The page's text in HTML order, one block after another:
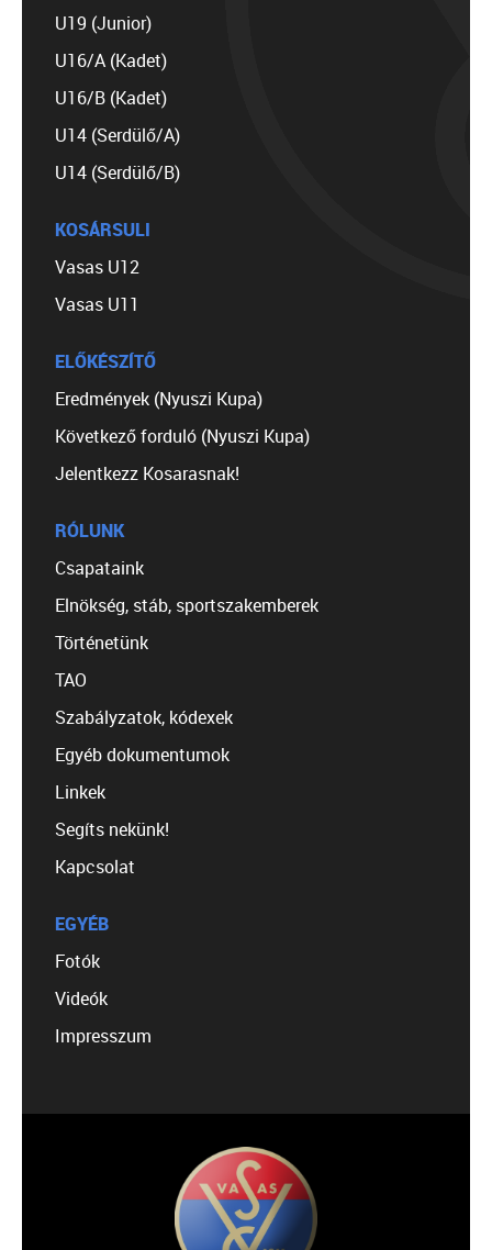
U19 (Junior)
U16/A (Kadet)
U16/B (Kadet)
U14 (Serdülő/A)
U14 (Serdülő/B)
KOSÁRSULI
Vasas U12
Vasas U11
ELŐKÉSZÍTŐ
Eredmények (Nyuszi Kupa)
Következő forduló (Nyuszi Kupa)
Jelentkezz Kosarasnak!
RÓLUNK
Csapataink
Elnökség, stáb, sportszakemberek
Történetünk
TAO
Szabályzatok, kódexek
Egyéb dokumentumok
Linkek
Segíts nekünk!
Kapcsolat
EGYÉB
Fotók
Videók
Impresszum